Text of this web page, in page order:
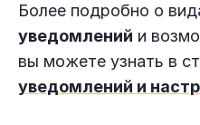
Более подробно о
уведомлений и
вы можете узнать в
уведомлений и